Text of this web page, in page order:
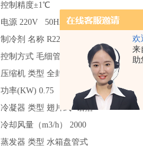
欢
来
助
控制精度±1℃
电源 220V 50HZ
制冷剂 名称 R22
控制方式 毛细管
压缩机 类型 全封闭
功率(KW) 0.75
冷凝器 类型 翅片式+铝箔
冷却风量（m3/h）
2000
蒸发器 类型 水箱盘管式